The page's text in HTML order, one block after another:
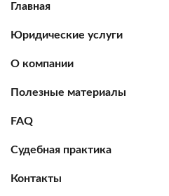
Главная
Юридические услуги
О компании
Полезные материалы
FAQ
Судебная практика
Контакты